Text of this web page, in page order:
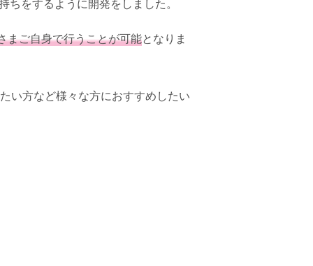
まご自身で行うことが可能となりま
い方など様々な方におすすめしたい